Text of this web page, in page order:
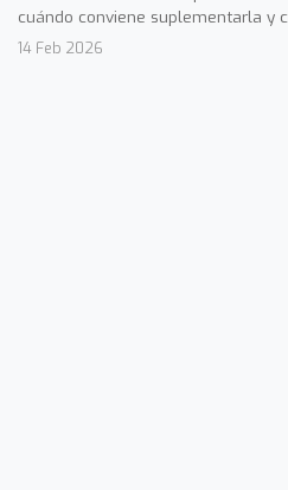
cuándo conviene suplementarla y
14 Feb 2026